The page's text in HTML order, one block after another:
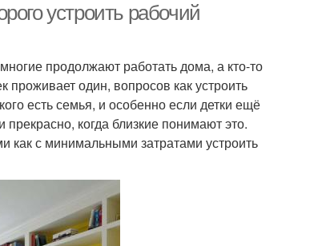
устроить рабочий
продолжают работать дома, а кто-то
один, вопросов как устроить
есть семья, и особенно если детки ещё
когда близкие понимают это.
как с минимальными затратами устроить